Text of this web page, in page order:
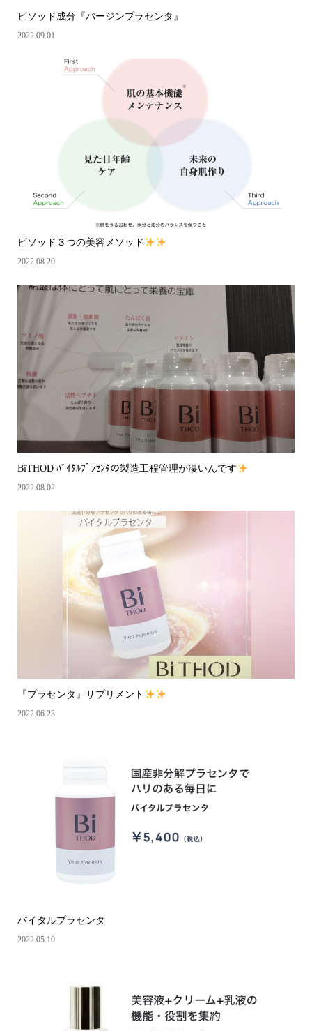
ビソッド成分『バージンプラセンタ』
2022.09.01
ビソッド３つの美容メソッド
2022.08.20
BiTHOD ﾊﾞｲﾀﾙﾌﾟﾗｾﾝﾀの製造工程管理が凄いんです
2022.08.02
『プラセンタ』サプリメント
2022.06.23
バイタルプラセンタ
2022.05.10